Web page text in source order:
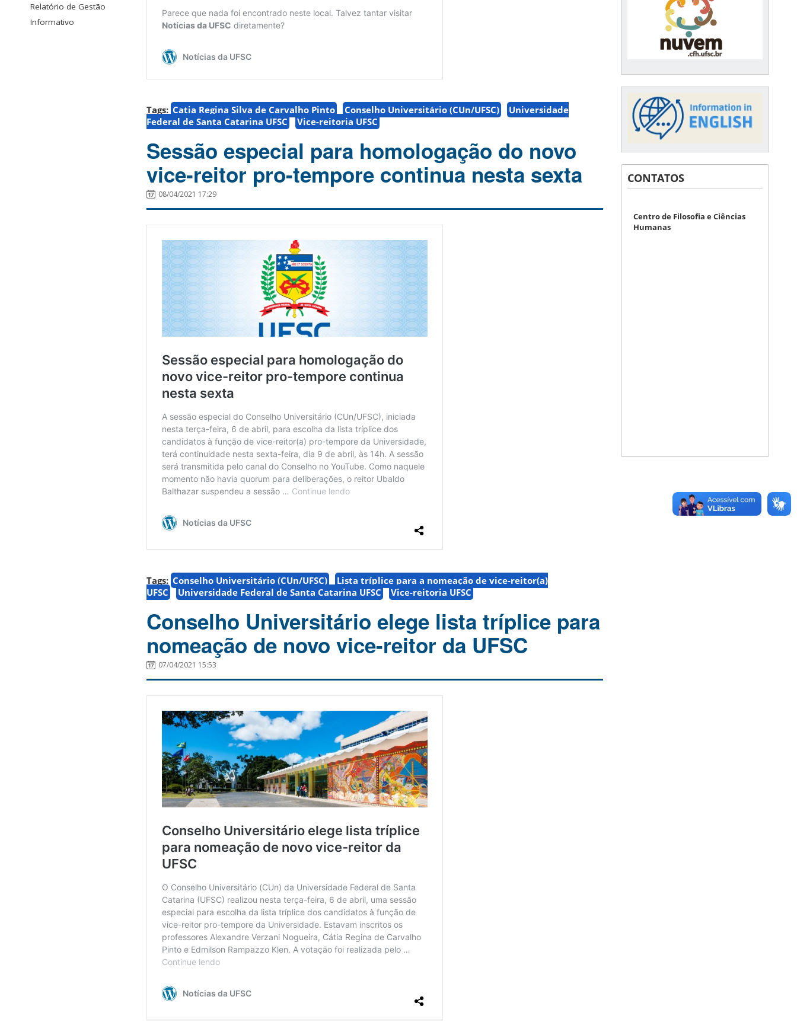
Relatório de Gestão
Informativo
Tags: Catia Regina Silva de Carvalho Pinto Conselho Universitário (CUn/UFSC)
Universidade
Federal de Santa Catarina UFSC
Vice-reitoria UFSC
Sessão especial para homologação do novo
vice-reitor pro-tempore continua nesta sexta
08/04/2021 17:29
Tags: Conselho Universitário (CUn/UFSC)
Lista tríplice para a nomeação de vice-reitor(a)
UFSC
Universidade Federal de Santa Catarina UFSC Vice-reitoria UFSC
Conselho Universitário elege lista tríplice para
nomeação de novo vice-reitor da UFSC
07/04/2021 15:53
CONTATOS
Centro de Filosofia e Ciências
Humanas